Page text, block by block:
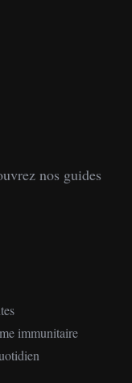
nos guides
immunitaire